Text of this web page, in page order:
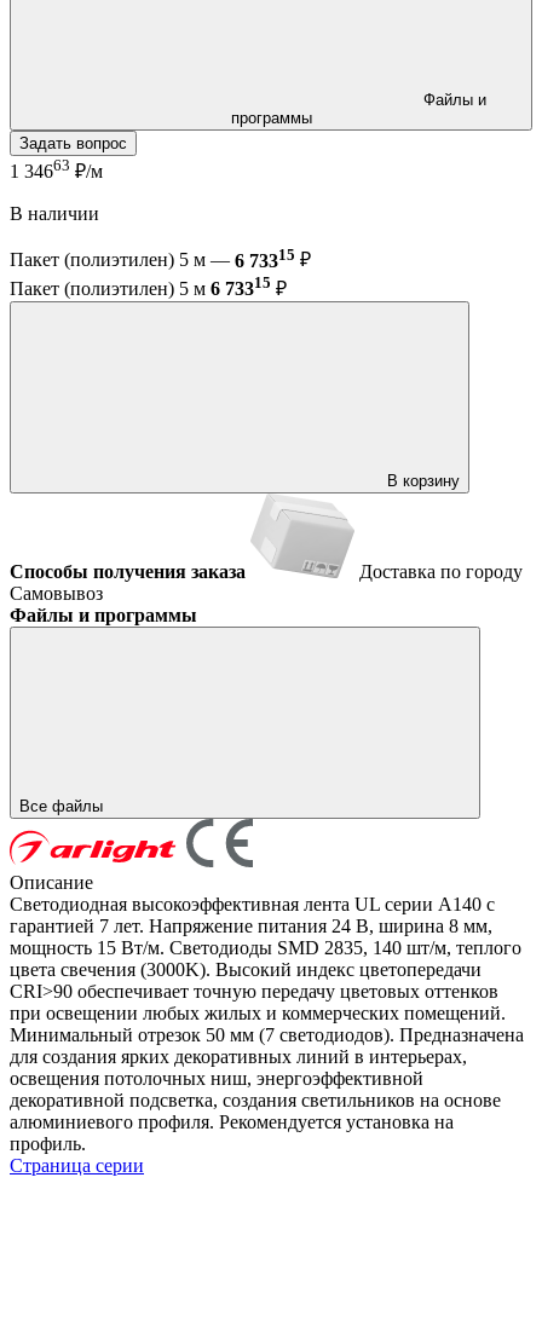
программы
Задать вопрос
1 34663 ₽/м
В наличии
Пакет (полиэтилен) 5 м — 6 73315 ₽
Пакет (полиэтилен) 5 м 6 73315 ₽
В корзину
Способы получения заказа
Доставка по городу
Самовывоз
Файлы и программы
Все файлы
Описание
Светодиодная высокоэффективная лента UL серии A140 с
гарантией 7 лет. Напряжение питания 24 В, ширина 8 мм,
мощность 15 Вт/м. Светодиоды SMD 2835, 140 шт/м, теплого
цвета свечения (3000K). Высокий индекс цветопередачи
CRI>90 обеспечивает точную передачу цветовых оттенков
при освещении любых жилых и коммерческих помещений.
Минимальный отрезок 50 мм (7 светодиодов). Предназначена
для создания ярких декоративных линий в интерьерах,
освещения потолочных ниш, энергоэффективной
декоративной подсветка, создания светильников на основе
алюминиевого профиля. Рекомендуется установка на
профиль.
Страница серии